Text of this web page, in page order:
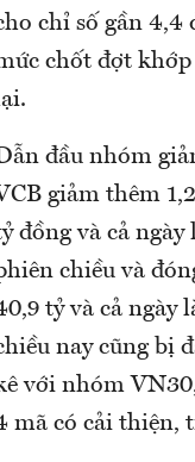
chỉ số gần
chốt đợt
đầu nhóm
giảm thêm
đồng và cả
chiều và
tỷ và cả ngày
nay cũng bị
với nhóm
mã có cải thiện,